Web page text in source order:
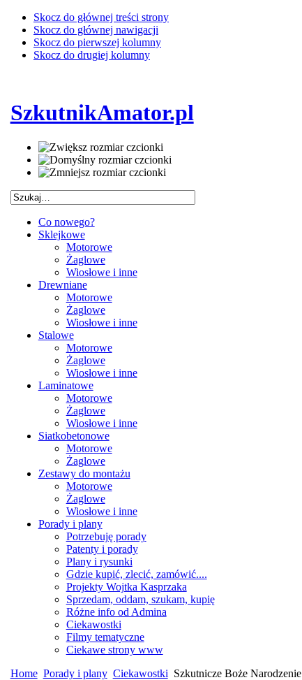
Skocz do głównej treści strony
Skocz do głównej nawigacji
Skocz do pierwszej kolumny
Skocz do drugiej kolumny
SzkutnikAmator.pl
Co nowego?
Sklejkowe
Motorowe
Żaglowe
Wiosłowe i inne
Drewniane
Motorowe
Żaglowe
Wiosłowe i inne
Stalowe
Motorowe
Żaglowe
Wiosłowe i inne
Laminatowe
Motorowe
Żaglowe
Wiosłowe i inne
Siatkobetonowe
Motorowe
Żaglowe
Zestawy do montażu
Motorowe
Żaglowe
Wiosłowe i inne
Porady i plany
Potrzebuję porady
Patenty i porady
Plany i rysunki
Gdzie kupić, zlecić, zamówić....
Projekty Wojtka Kasprzaka
Sprzedam, oddam, szukam, kupię
Różne info od Admina
Ciekawostki
Filmy tematyczne
Ciekawe strony www
Home Porady i plany Ciekawostki Szkutnicze Boże Narodzenie